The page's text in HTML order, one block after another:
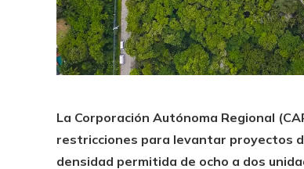
La Corporación Autónoma Regional
restricciones para levantar proyectos
densidad permitida de ocho a dos